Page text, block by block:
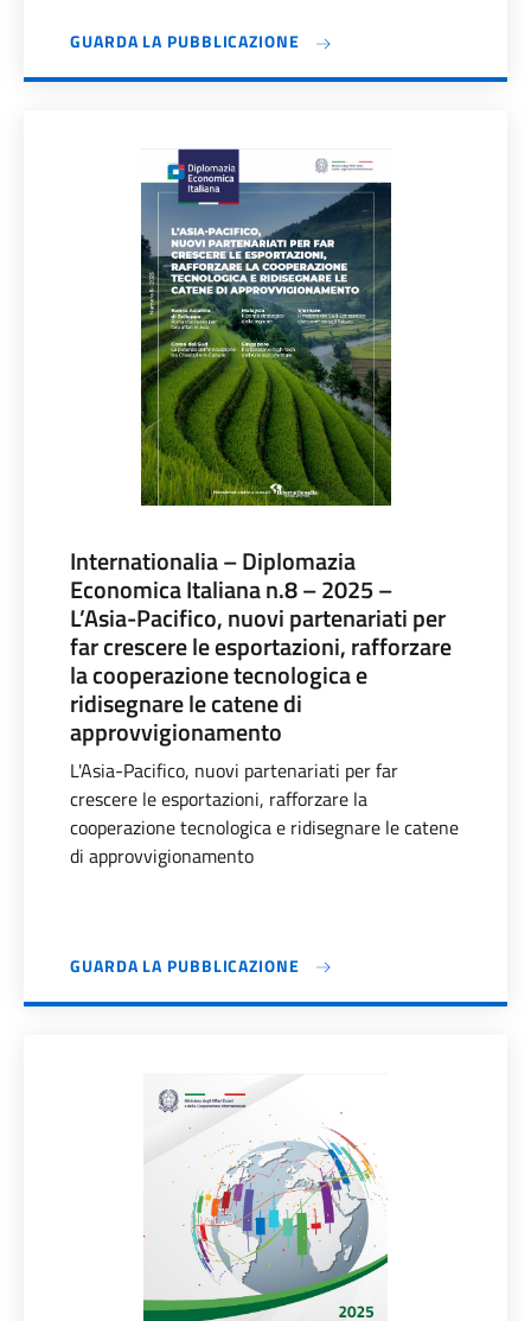
GUARDA LA PUBBLICAZIONE
Internationalia – Diplomazia
Economica Italiana n.8 – 2025 –
L’Asia-Pacifico, nuovi partenariati per
far crescere le esportazioni, rafforzare
la cooperazione tecnologica e
ridisegnare le catene di
approvvigionamento
L'Asia-Pacifico, nuovi partenariati per far
crescere le esportazioni, rafforzare la
cooperazione tecnologica e ridisegnare le catene
di approvvigionamento
GUARDA LA PUBBLICAZIONE